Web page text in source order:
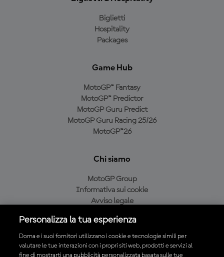
Biglietti
Hospitality
Packages
Game Hub
MotoGP™ Fantasy
MotoGP™ Predictor
MotoGP Guru Predict
MotoGP Guru Racing 25/26
MotoGP™26
Chi siamo
MotoGP Group
Informativa sui cookie
Avviso legale
Condizioni di acquisto
Personalizza la tua esperienza
Dorna e i suoi fornitori utilizzano i cookie e tecnologie simili per
valutare le tue interazioni con i propri siti web, prodotti e servizi al
fine di mostrarti una pubblicità personalizzata basata sulle tue